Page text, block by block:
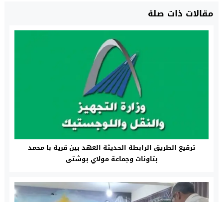
مقالات ذات صلة
ترقيع الطريق الرابطة الحديثة العهد بين قرية با محمد
بتاونات وجماعة مولاي بوشتى